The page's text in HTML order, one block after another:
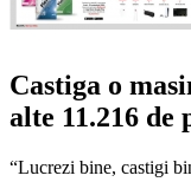
Castiga o
alte 11.216 de
“Lucrezi bine, castigi